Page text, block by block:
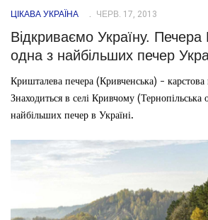
ЦІКАВА УКРАЇНА ЧЕРВ. 17, 2013
Відкриваємо Україну.
одна з найбільших печер
Кришталева печера (Кривченська) - карстова
Знаходиться в селі Кривчому (Тернопільська
найбільших печер в Україні.